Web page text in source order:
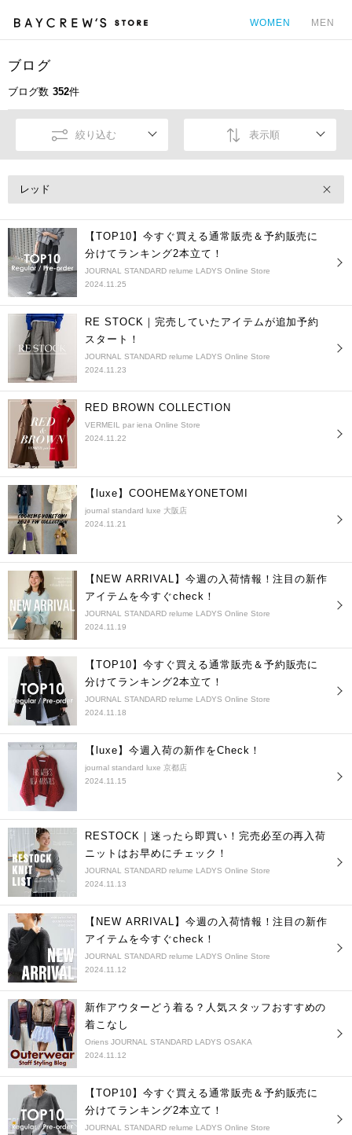
WOMEN MEN
ブログ
ブログ数 352件
絞り込む 表示順
レッド
【TOP10】今すぐ買える通常販売＆予約販売に
分けてランキング2本立て！
JOURNAL STANDARD relume LADYS Online Store
2024.11.25
RE STOCK｜完売していたアイテムが追加予約
スタート！
JOURNAL STANDARD relume LADYS Online Store
2024.11.23
RED BROWN COLLECTION
VERMEIL par iena Online Store
2024.11.22
【luxe】COOHEM&YONETOMI
journal standard luxe 大阪店
2024.11.21
【NEW ARRIVAL】今週の入荷情報！注目の新作
アイテムを今すぐcheck！
JOURNAL STANDARD relume LADYS Online Store
2024.11.19
【TOP10】今すぐ買える通常販売＆予約販売に
分けてランキング2本立て！
JOURNAL STANDARD relume LADYS Online Store
2024.11.18
【luxe】今週入荷の新作をCheck！
journal standard luxe 京都店
2024.11.15
RESTOCK｜迷ったら即買い！完売必至の再入荷
ニットはお早めにチェック！
JOURNAL STANDARD relume LADYS Online Store
2024.11.13
【NEW ARRIVAL】今週の入荷情報！注目の新作
アイテムを今すぐcheck！
JOURNAL STANDARD relume LADYS Online Store
2024.11.12
新作アウターどう着る？人気スタッフおすすめの
着こなし
Oriens JOURNAL STANDARD LADYS OSAKA
2024.11.12
【TOP10】今すぐ買える通常販売＆予約販売に
分けてランキング2本立て！
JOURNAL STANDARD relume LADYS Online Store